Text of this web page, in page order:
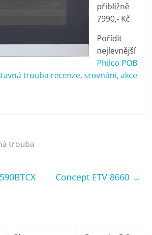
přibližně
7990,- Kč
Pořídit
nejlevnější
Philco POB
trouba recenze, srovnání, akce
trouba
Concept ETV 8660 →